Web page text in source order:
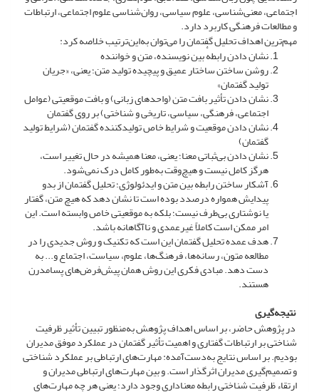
اجتماعی، معنی‌شناسی، علوم سیاسی، روان‌شناسی علوم اجتماعی، ارتباطات
و مطالعات فرهنگی کاربرد دارد.
مهم‌ترین اهداف تحلیل گفتمان را می‌توان به‌این‌ترتیب خلاصه کرد:
نشان دادن رابطهٔ بین نویسنده، متن و خواننده
روشن ساختن ساختار عمیق و پیچیده تولید متن؛ یعنی، «جریان
تولید گفتمان»
نشان دادن تأثیر بافت متن (واحدهای زبانی) و بافت موقعیتی (عوامل
اجتماعی، فرهنگی، سیاسی، تاریخی و شناختی) بر روی گفتمان
نشان دادن موقعیت و شرایط خاص تولیدکننده گفتمان (شرایط تولید
گفتمان)
نشان دادن بی‌ثباتی معنا؛ یعنی، معنا همیشه در حال تغییر است،
هرگز کامل نیست و هیچ‌وقت به‌طور کامل درک نمی‌شود.
آشکار ساختن رابطه بین متن و ایدئولوژی؛ تحلیل گفتمان از بدو
پیدایش همواره درصدد بوده است تا نشان دهد که هیچ متن، گفتار
یا نوشتاری بی‌طرف نیست؛ بلکه به موقعیتی خاص وابسته است. این
امر ممکن است کاملاً غیرعمدی و ناآگاهانه باشد.
هدف عمده تحلیل گفتمان این است که تکنیک و روش جدیدی را در
مطالعه متون، رسانه‌ها، فرهنگ‌ها، علوم، سیاست، اجتماع و... به
دست دهد. مبادی فکری این روش همان پیش‌فرض‌های پسامدرن
هستند.
نتیجه‌گیری
در پژوهش حاضر، بر اساس اهداف پژوهش به‌منظور تبیین تأثیر ظرفیت
شناختی بر ارتباطات گفتاری و اهمیت تأثیر گفتمان در عملکرد موفق مدیران
بودیم. بر اساس نتایج به‌دست‌آمده: مهارت‌های ارتباطی بر عملکرد شناختی
و تصمیم‌گیری مدیران اثرگذار است. و بین مهارت‌های ارتباطی مدیران و
ارتقاء ظرفیت شناختی رابطه معناداری وجود دارد؛ یعنی هر چه مهارت‌های